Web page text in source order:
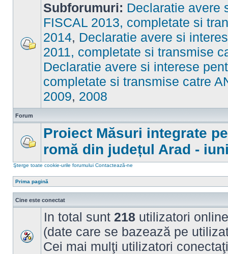
sunt
mesaje
necitite
Subforumuri: Declaratie avere
FISCAL 2013, completate si
2014, Declaratie avere si
2011, completate si transmise
Declaratie avere si interese
completate si transmise catre
2009, 2008
Forum
mesaje
necitite
Proiect Măsuri integrate
romă din județul Arad -
Şterge toate cookie-urile forumului Contactează-ne
Prima pagină
Cine este conectat
In total sunt 218 utilizatori
(date care se bazează pe
Cei mai mulţi utilizatori